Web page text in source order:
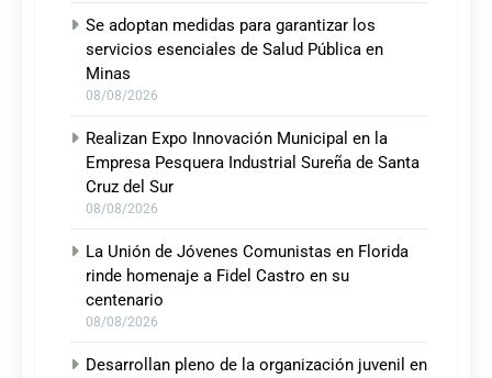
Se adoptan medidas para garantizar los
servicios esenciales de Salud Pública en
Minas
08/08/2026
Realizan Expo Innovación Municipal en la
Empresa Pesquera Industrial Sureña de Santa
Cruz del Sur
08/08/2026
La Unión de Jóvenes Comunistas en Florida
rinde homenaje a Fidel Castro en su
centenario
08/08/2026
Desarrollan pleno de la organización juvenil en